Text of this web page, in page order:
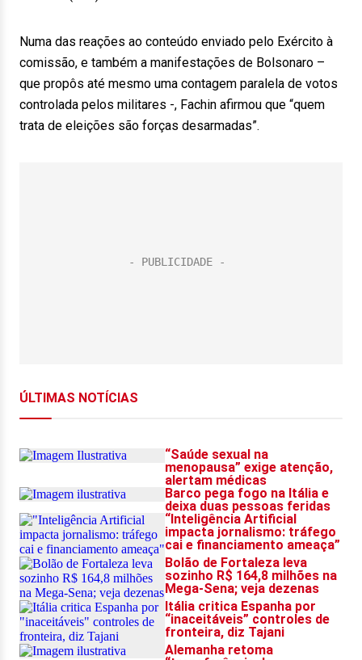
Numa das reações ao conteúdo enviado pelo Exército à
comissão, e também a manifestações de Bolsonaro –
que propôs até mesmo uma contagem paralela de votos
controlada pelos militares -, Fachin afirmou que “quem
trata de eleições são forças desarmadas”.